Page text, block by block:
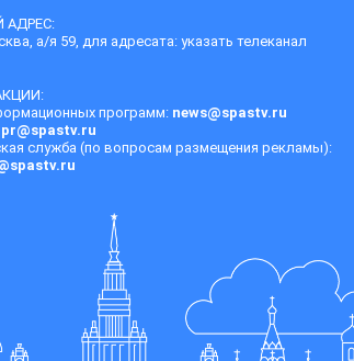
АДРЕС:
а/я 59, для адресата: указать телеканал
программ: news@spastv.ru
pr@spastv.ru
служба (по вопросам размещения рекламы):